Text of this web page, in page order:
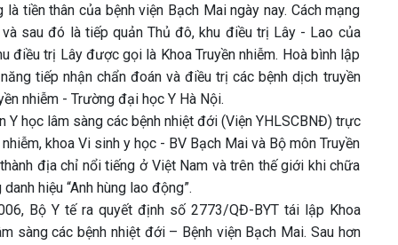
tiền thân của bệnh viện Bạch Mai ngày nay. Cách mạng
sau đó là tiếp quản Thủ đô, khu điều trị Lây - Lao của
điều trị Lây được gọi là Khoa Truyền nhiễm. Hoà bình lập
tiếp nhận chẩn đoán và điều trị các bệnh dịch truyền
nhiễm - Trường đại học Y Hà Nội.
học lâm sàng các bệnh nhiệt đới (Viện YHLSCBNĐ) trực
khoa Vi sinh y học - BV Bạch Mai và Bộ môn Truyền
địa chỉ nổi tiếng ở Việt Nam và trên thế giới khi chữa
hiệu “Anh hùng lao động”.
Bộ Y tế ra quyết định số 2773/QĐ-BYT tái lập Khoa
sàng các bệnh nhiệt đới – Bệnh viện Bạch Mai. Sau hơn